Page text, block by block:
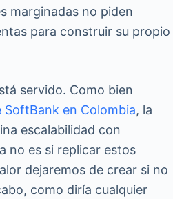
marginadas no piden
para construir su propio
servido. Como bien
SoftBank en Colombia, la
escalabilidad con
no es si replicar estos
dejaremos de crear si no
como diría cualquier